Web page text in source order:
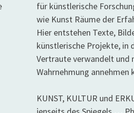
für künstlerische
wie Kunst Räume der
Hier entstehen Texte,
künstlerische Projekte, in
Vertraute verwandelt und
Wahrnehmung annehmen
KUNST, KULTUR und